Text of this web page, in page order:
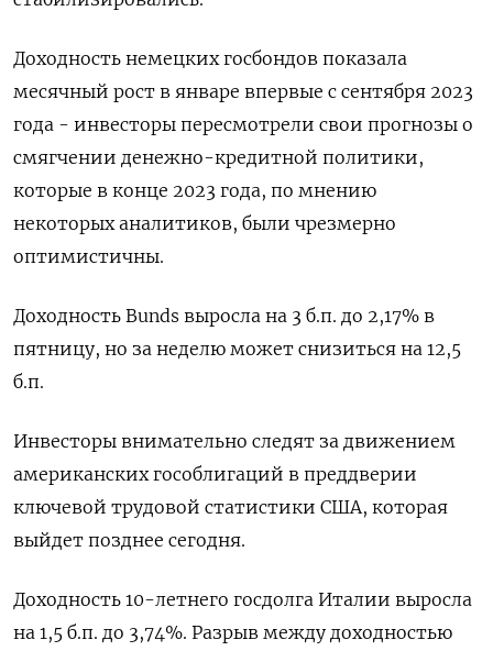
Доходность немецких госбондов показала
месячный рост в январе впервые с сентября 2023
года - инвесторы пересмотрели свои прогнозы о
смягчении денежно-кредитной политики,
которые в конце 2023 года, по мнению
некоторых аналитиков, были чрезмерно
оптимистичны.
Доходность Bunds выросла на 3 б.п. до 2,17% в
пятницу, но за неделю может снизиться на 12,5
б.п.
Инвесторы внимательно следят за движением
американских гособлигаций в преддверии
ключевой трудовой статистики США, которая
выйдет позднее сегодня.
Доходность 10-летнего госдолга Италии выросла
на 1,5 б.п. до 3,74%. Разрыв между доходностью